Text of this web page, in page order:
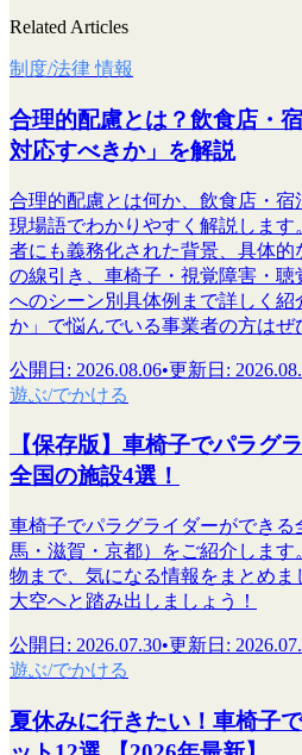
Related Articles
制度/法律 情報
合理的配慮とは？飲食店・
対応すべきか」を解説
合理的配慮とは何か、飲食店・
現場語でわかりやすく解説します
者にも義務化された背景、具体的
の線引き、車椅子・視覚障害・
へのシーン別具体例まで詳しく紹
か」で悩んでいる事業者の方はぜ
公開日 : 2026.08.06•更新日 :
遊ぶ/でかける
【保存版】車椅子でパラグ
全国の施設4選！
車椅子でパラグライダーができ
馬・滋賀・京都）をご紹介しま
物まで、気になる情報をまとめま
大空へと踏み出しましょう！
公開日 : 2026.07.30•更新日 :
遊ぶ/でかける
夏休みに行きたい！車椅子